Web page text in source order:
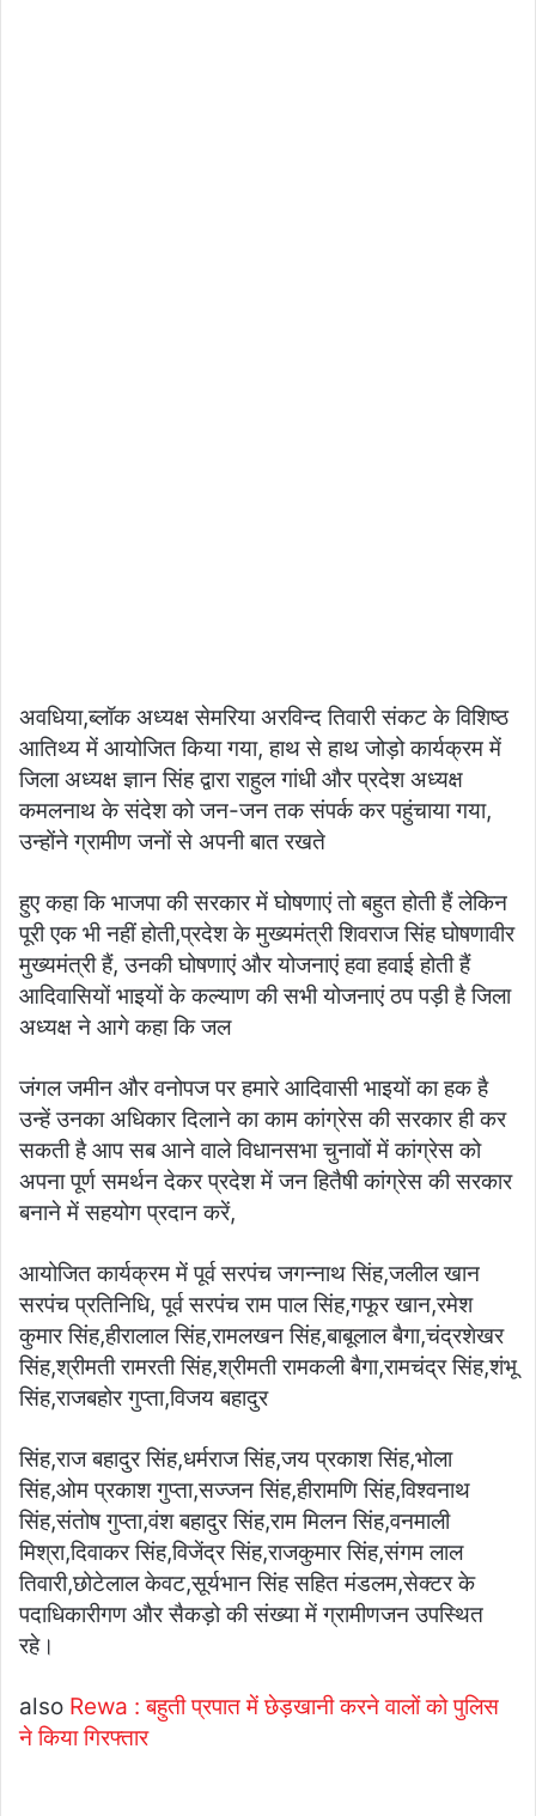
अवधिया,ब्लॉक अध्यक्ष सेमरिया अरविन्द तिवारी संकट के विशिष्ठ
आतिथ्य में आयोजित किया गया, हाथ से हाथ जोड़ो कार्यक्रम में
जिला अध्यक्ष ज्ञान सिंह द्वारा राहुल गांधी और प्रदेश अध्यक्ष
कमलनाथ के संदेश को जन-जन तक संपर्क कर पहुंचाया गया,
उन्होंने ग्रामीण जनों से अपनी बात रखते
हुए कहा कि भाजपा की सरकार में घोषणाएं तो बहुत होती हैं लेकिन
पूरी एक भी नहीं होती,प्रदेश के मुख्यमंत्री शिवराज सिंह घोषणावीर
मुख्यमंत्री हैं, उनकी घोषणाएं और योजनाएं हवा हवाई होती हैं
आदिवासियों भाइयों के कल्याण की सभी योजनाएं ठप पड़ी है जिला
अध्यक्ष ने आगे कहा कि जल
जंगल जमीन और वनोपज पर हमारे आदिवासी भाइयों का हक है
उन्हें उनका अधिकार दिलाने का काम कांग्रेस की सरकार ही कर
सकती है आप सब आने वाले विधानसभा चुनावों में कांग्रेस को
अपना पूर्ण समर्थन देकर प्रदेश में जन हितैषी कांग्रेस की सरकार
बनाने में सहयोग प्रदान करें,
आयोजित कार्यक्रम में पूर्व सरपंच जगन्नाथ सिंह,जलील खान
सरपंच प्रतिनिधि, पूर्व सरपंच राम पाल सिंह,गफूर खान,रमेश
कुमार सिंह,हीरालाल सिंह,रामलखन सिंह,बाबूलाल बैगा,चंद्रशेखर
सिंह,श्रीमती रामरती सिंह,श्रीमती रामकली बैगा,रामचंद्र सिंह,शंभू
सिंह,राजबहोर गुप्ता,विजय बहादुर
सिंह,राज बहादुर सिंह,धर्मराज सिंह,जय प्रकाश सिंह,भोला
सिंह,ओम प्रकाश गुप्ता,सज्जन सिंह,हीरामणि सिंह,विश्वनाथ
सिंह,संतोष गुप्ता,वंश बहादुर सिंह,राम मिलन सिंह,वनमाली
मिश्रा,दिवाकर सिंह,विजेंद्र सिंह,राजकुमार सिंह,संगम लाल
तिवारी,छोटेलाल केवट,सूर्यभान सिंह सहित मंडलम,सेक्टर के
पदाधिकारीगण और सैकड़ो की संख्या में ग्रामीणजन उपस्थित
रहे।
also Rewa : बहुती प्रपात में छेड़खानी करने वालों को पुलिस
ने किया गिरफ्तार